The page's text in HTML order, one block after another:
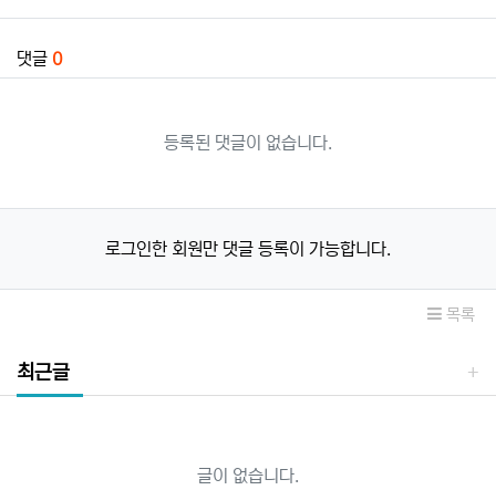
댓글 0
등록된 댓글이 없습니다.
로그인한 회원만 댓글 등록이 가능합니다.
목록
최근글
글이 없습니다.